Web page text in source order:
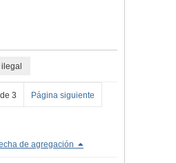
ilegal
de 3 Página siguiente
de agregación